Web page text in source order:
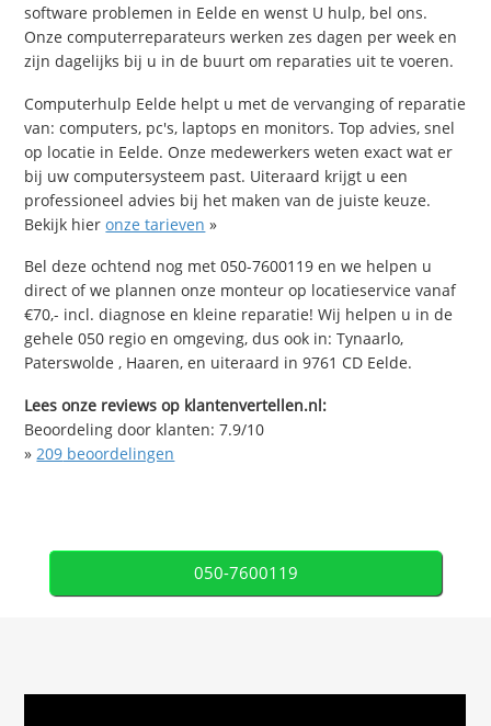
software problemen in Eelde en wenst U hulp, bel ons.
Onze computerreparateurs werken zes dagen per week en
zijn dagelijks bij u in de buurt om reparaties uit te voeren.
Computerhulp Eelde helpt u met de vervanging of reparatie
van: computers, pc's, laptops en monitors. Top advies, snel
op locatie in Eelde. Onze medewerkers weten exact wat er
bij uw computersysteem past. Uiteraard krijgt u een
professioneel advies bij het maken van de juiste keuze.
Bekijk hieronze tarieven »
Bel deze ochtend nog met 050-7600119 en we helpen u
direct of we plannen onze monteur op locatieservice vanaf
€70,- incl. diagnose en kleine reparatie! Wij helpen u in de
gehele 050 regio en omgeving, dus ook in: Tynaarlo,
Paterswolde , Haaren, en uiteraard in 9761 CD Eelde.
Lees onze reviews op klantenvertellen.nl:
Beoordeling door klanten:7.9/10
»209 beoordelingen
050-7600119